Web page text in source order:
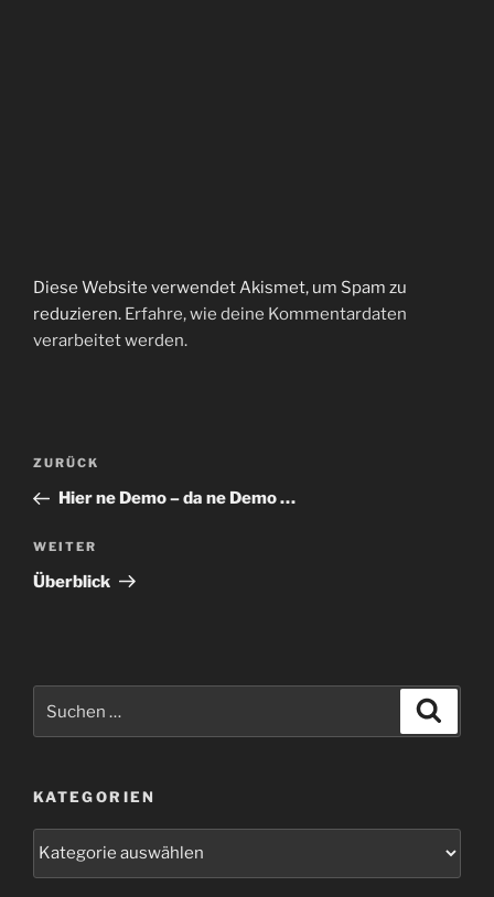
Diese Website verwendet Akismet, um Spam zu
reduzieren. Erfahre, wie deine Kommentardaten
verarbeitet werden.
Beitragsnavigation
Vorheriger
Beitrag
ZURÜCK
Hier ne Demo – da ne Demo …
Nächster
Beitrag
WEITER
Überblick
nach:
KATEGORIEN